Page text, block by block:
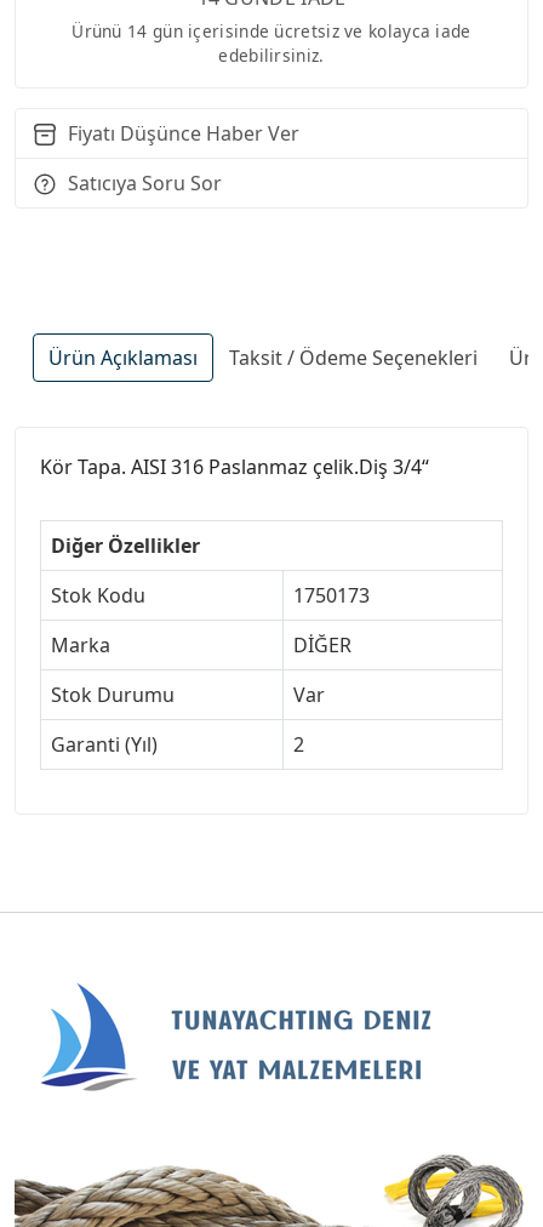
Ürünü 14 gün içerisinde ücretsiz ve kolayca iade
edebilirsiniz.
Fiyatı Düşünce Haber Ver
Satıcıya Soru Sor
Ürün Açıklaması Taksit / Ödeme Seçenekleri
Kör Tapa. AISI 316 Paslanmaz çelik.Diş 3/4“
Diğer Özellikler
Stok Kodu
1750173
Marka
DİĞER
Stok Durumu
Var
Garanti (Yıl)
2